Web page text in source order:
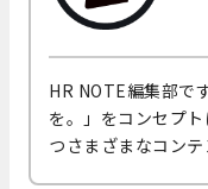
HR NOTE編集部で
を。」をコンセプ
つさまざまなコンテ